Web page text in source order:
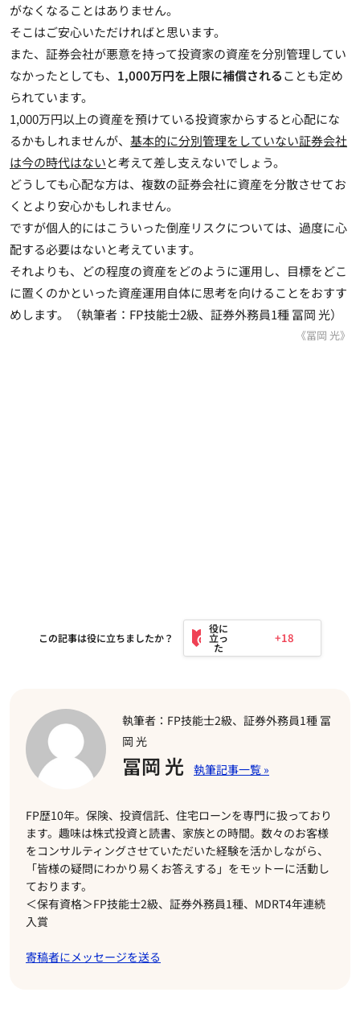
がなくなることはありません。
そこはご安心いただければと思います。
また、証券会社が悪意を持って投資家の資産を分別管理してい
なかったとしても、 1,000万円を上限に補償されることも定め
られています。
1,000万円以上の資産を預けている投資家からすると心配にな
るかもしれませんが、 基本的に分別管理をしていない証券会社
は今の時代はないと考えて差し支えないでしょう。
どうしても心配な方は、複数の証券会社に資産を分散させてお
くとより安心かもしれません。
ですが個人的にはこういった倒産リスクについては、過度に心
配する必要はないと考えています。
それよりも、どの程度の資産をどのように運用し、目標をどこ
に置くのかといった資産運用自体に思考を向けることをおすす
めします。（執筆者：FP技能士2級、証券外務員1種 冨岡 光）
《冨岡 光》
この記事は役に立ちましたか？ +18
執筆者：FP技能士2級、証券外務員1種 冨
岡 光
冨岡 光
FP歴10年。保険、投資信託、住宅ローンを専門に扱っており
ます。趣味は株式投資と読書、家族との時間。数々のお客様
をコンサルティングさせていただいた経験を活かしながら、
「皆様の疑問にわかり易くお答えする」をモットーに活動し
ております。
＜保有資格＞FP技能士2級、証券外務員1種、MDRT4年連続
入賞
寄稿者にメッセージを送る